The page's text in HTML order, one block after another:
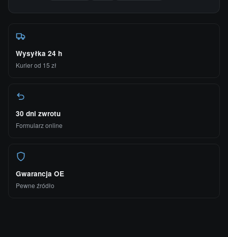
Wysyłka 24 h
Kurier od 15 zł
30 dni zwrotu
Formularz online
Gwarancja OE
Pewne źródło